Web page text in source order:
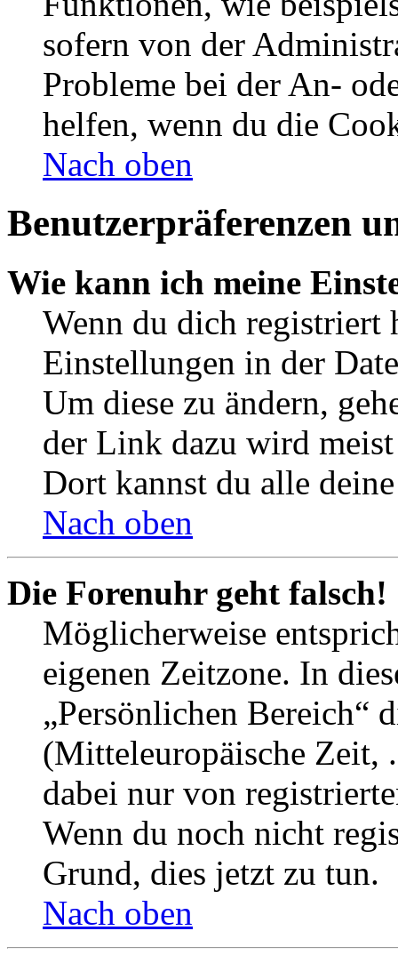
sofern von der
Probleme bei der An-
helfen, wenn du die
Nach oben
Benutzerpräferenzen
Wie kann ich meine
Wenn du dich registriert
Einstellungen in der
Um diese zu ändern,
der Link dazu wird
Dort kannst du alle
Nach oben
Die Forenuhr geht falsch!
Möglicherweise
eigenen Zeitzone. In
„Persönlichen Bereich“
(Mitteleuropäische Zeit,
dabei nur von
Wenn du noch nicht
Grund, dies jetzt zu tun.
Nach oben